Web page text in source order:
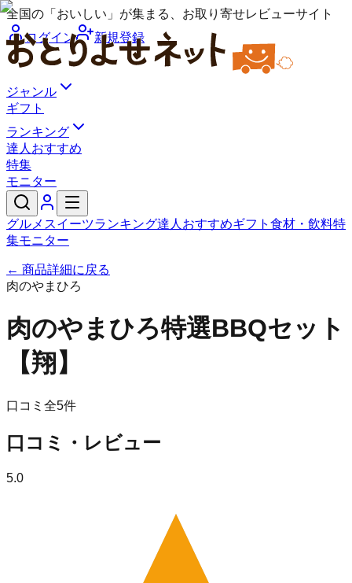
全国の「おいしい」が集まる、お取り寄せレビューサイト
ログイン
新規登録
ジャンル
ギフト
ランキング
達人おすすめ
特集
モニター
グルメ スイーツランキング達人おすすめギフト 食材・飲料特
集モニター
← 商品詳細に戻る
肉のやまひろ
肉のやまひろ特選BBQセット
【翔】
口コミ全5件
口コミ・レビュー
5.0